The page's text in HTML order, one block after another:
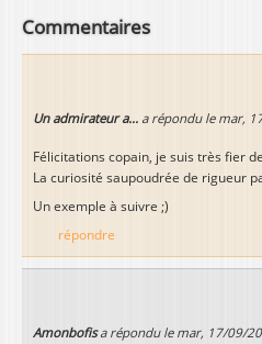
Commentaires
Un admirateur a... a répondu le mar,
Félicitations copain, je suis très fier
La curiosité saupoudrée de rigueur
Un exemple à suivre ;)
répondre
Amonbofisa répondu le mar, 17/09/